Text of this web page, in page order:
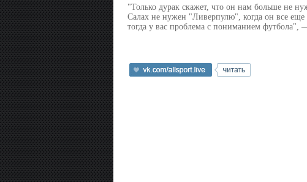
"Только дурак скажет, что он нам больше не
Салах не нужен "Ливерпулю", когда он все
тогда у вас проблема с пониманием